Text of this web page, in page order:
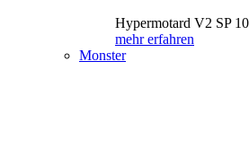
Hypermotard V2 SP
mehr erfahren
Monster